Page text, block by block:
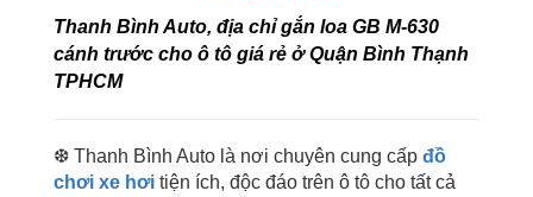
Thanh Bình Auto, địa chỉ gắn loa GB M-630
cánh trước cho ô tô giá rẻ ở Quận Bình Thạnh
TPHCM
❆ Thanh Bình Auto là nơi chuyên cung cấp đồ
chơi xe hơi tiện ích, độc đáo trên ô tô cho tất cả